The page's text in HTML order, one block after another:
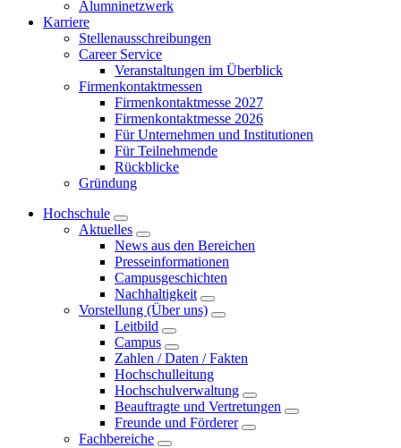
Alumninetzwerk
Karriere
Stellenausschreibungen
Career Service
Veranstaltungen im Überblick
Firmenkontaktmessen
Firmenkontaktmesse 2027
Firmenkontaktmesse 2026
Für Unternehmen und Institutionen
Für Teilnehmende
Rückblicke
Gründung
Hochschule
Aktuelles
News aus den Bereichen
Presseinformationen
Campusgeschichten
Nachhaltigkeit
Vorstellung (Über uns)
Leitbild
Campus
Zahlen / Daten / Fakten
Hochschulleitung
Hochschulverwaltung
Beauftragte und Vertretungen
Freunde und Förderer
Fachbereiche